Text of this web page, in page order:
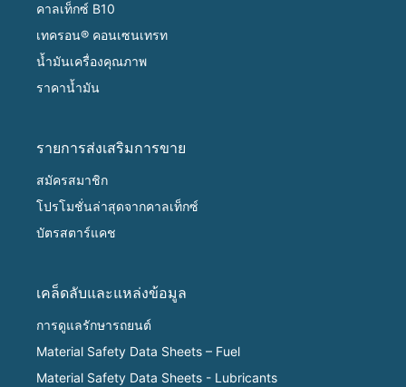
คาลเท็กซ์ B10
เทครอน® คอนเซนเทรท
น้ำมันเครื่องคุณภาพ
ราคาน้ำมัน
รายการส่งเสริมการขาย
สมัครสมาชิก
โปรโมชั่นล่าสุดจากคาลเท็กซ์
บัตรสตาร์แคช
เคล็ดลับและแหล่งข้อมูล
การดูแลรักษารถยนต์
Material Safety Data Sheets – Fuel
Material Safety Data Sheets - Lubricants